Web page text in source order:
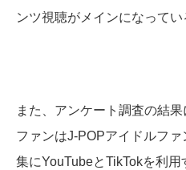
ンツ視聴がメインになってい
また、アンケート調査の結
ファンはJ-POPアイドルフ
集にYouTubeとTikTokを利